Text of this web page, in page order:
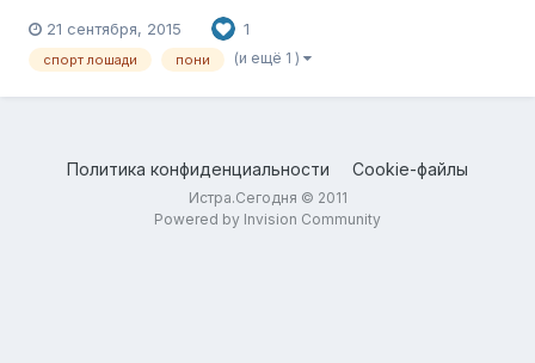
крытые бочки. Тренер высокого уровня и большим опытом.
Для обучения применяется эффективная программа
21 сентября, 2015 1
спорт лошади пони (и ещё 1 )
Политика конфиденциальности Cookie-файлы
Истра.Сегодня © 2011
Powered by Invision Community